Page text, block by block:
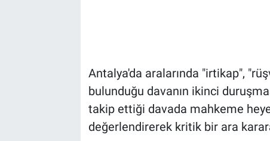
Antalya'da aralarında "irtikap",
bulunduğu davanın ikinci
takip ettiği davada mahkeme
değerlendirerek kritik bir ara